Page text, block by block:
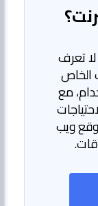
تعرف
الخاص
مع
ويب